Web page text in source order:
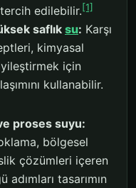
edilebilir.[1]
saflık su: Karşı
kimyasal
için
kullanabilir.
proses suyu:
bölgesel
çözümleri içeren
tasarımın